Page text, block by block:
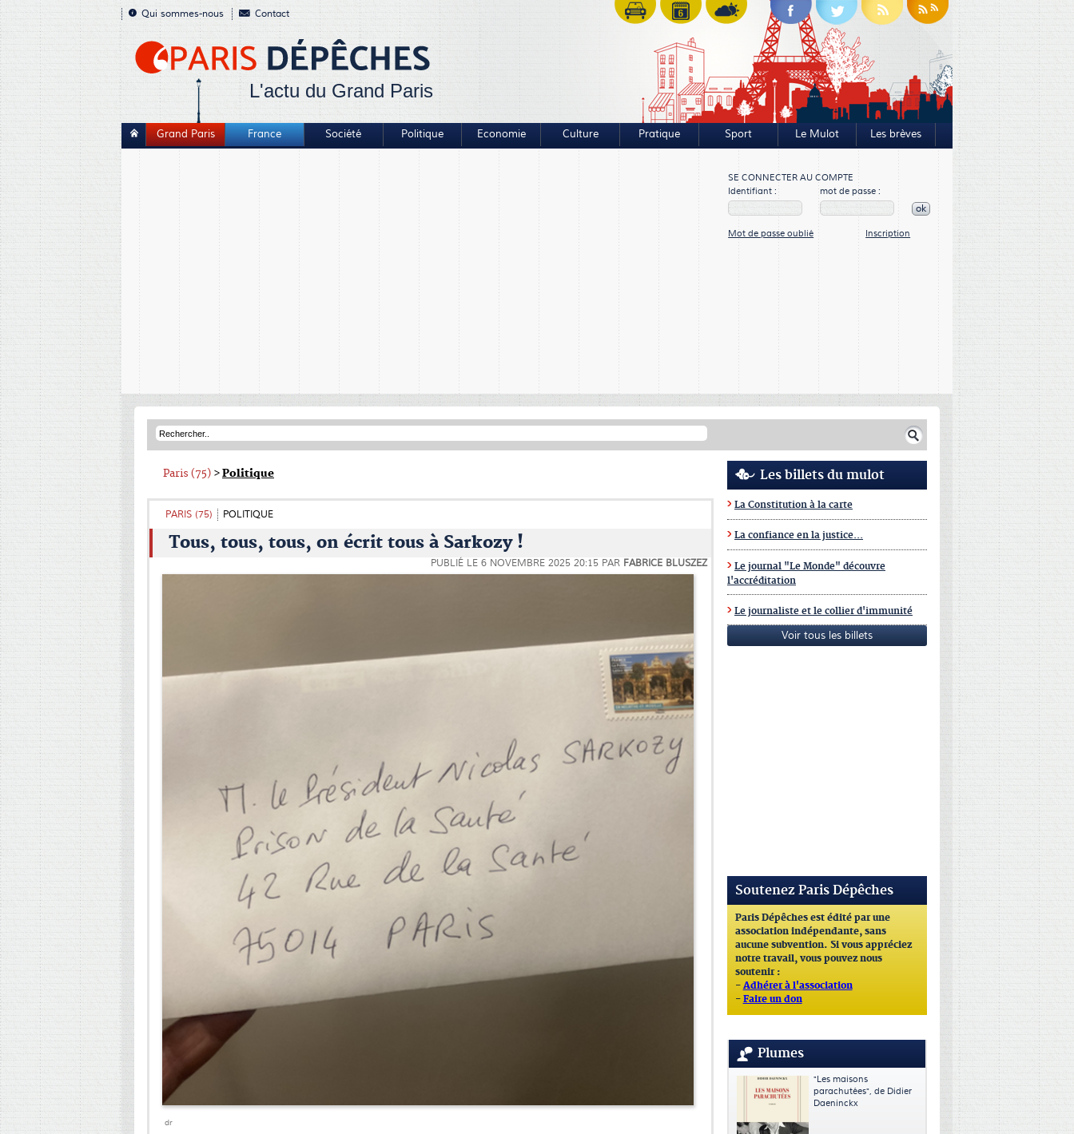
Qui sommes-nous Contact
L'actu du Grand Paris
Grand Paris France Société Politique Economie Culture Pratique Sport Le Mulot Les brèves
SE CONNECTER AU COMPTE
Identifiant :
mot de passe :
ok
Mot de passe oublié Inscription
Paris (75) >Politique
PARIS (75) POLITIQUE
Tous, tous, tous, on écrit tous à Sarkozy !
PUBLIÉ LE 6 NOVEMBRE 2025 20:15 PAR FABRICE BLUSZEZ
dr
Les billets du mulot
La Constitution à la carte
La confiance en la justice...
Le journal "Le Monde" découvre
l'accréditation
Le journaliste et le collier d'immunité
Voir tous les billets
Soutenez Paris Dépêches
Paris Dépêches est édité par une
association indépendante, sans
aucune subvention. Si vous appréciez
notre travail, vous pouvez nous
soutenir :
- Adhérer à l'association
- Faire un don
Plumes
"Les maisons
parachutées", de Didier
Daeninckx